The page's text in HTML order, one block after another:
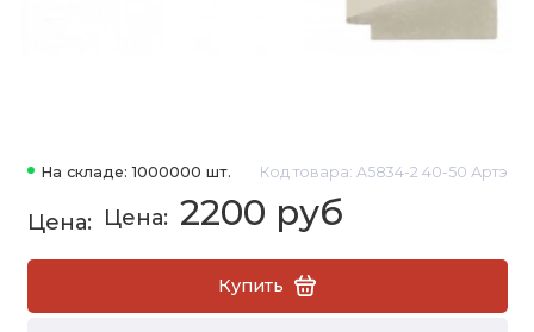
На складе: 1000000 шт. Код товара: A5834-2 40-50 Артэ
2200 руб
Купить